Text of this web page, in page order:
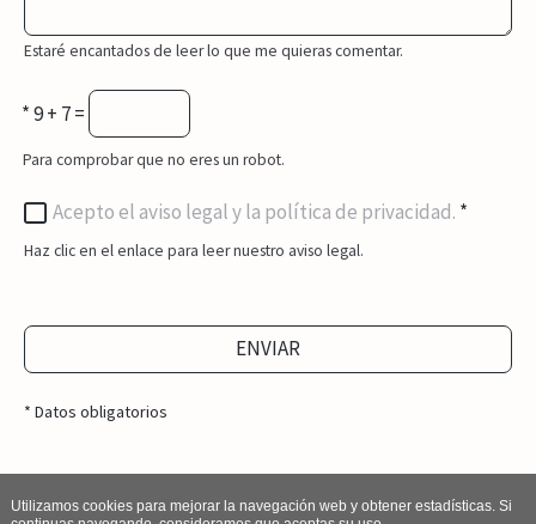
Estaré encantados de leer lo que me quieras comentar.
*9 + 7 =
Para comprobar que no eres un robot.
Acepto el aviso legal y la política de privacidad. *
Haz clic en el enlace para leer nuestro aviso legal.
ENVIAR
* Datos obligatorios
Utilizamos cookies para mejorar la navegación web y obtener estadísticas. Si